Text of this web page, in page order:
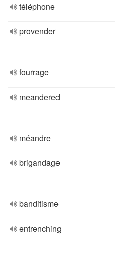
téléphone
provender
fourrage
meandered
méandre
brigandage
banditisme
entrenching